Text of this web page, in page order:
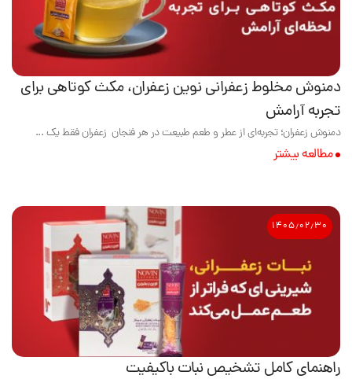
دمنوش مخلوط زعفرانی نوین زعفران، مکث کوتاهی برای
تجربه آرامش
دمنوش زعفران؛ تجربه‌ای از عطر و طعم طبیعت در هر فنجان زعفران فقط یک ...
مطالعه بیشتر
۱۴۰۵٫۰۲٫۳۰
راهنمای کامل تشخیص نبات باکیفیت